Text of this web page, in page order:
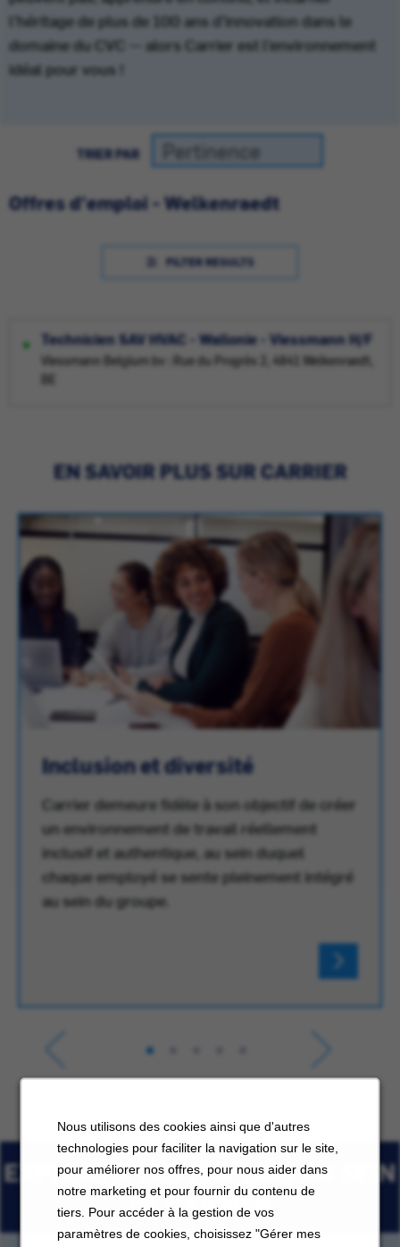
Nous utilisons des cookies ainsi que d'autres
technologies pour faciliter la navigation sur le site,
pour améliorer nos offres, pour nous aider dans
notre marketing et pour fournir du contenu de
tiers. Pour accéder à la gestion de vos
paramètres de cookies, choisissez "Gérer mes
l’héritage de plus de 100 ans d’innovation dans le
domaine du CVC — alors Carrier est l’environnement
idéal pour vous !
TRIER PAR
Offres d'emploi - Welkenraedt
FILTER RESULTS
Technicien SAV HVAC - Wallonie - Viessmann H/F
Viessmann Belgium bv : Rue du Progrès 2, 4841 Welkenraedt,
EN SAVOIR PLUS SUR CARRIER
Inclusion et diversité
Carrier demeure fidèle à son objectif de créer
un environnement de travail réellement
inclusif et authentique, au sein duquel
chaque employé se sente pleinement intégré
au sein du groupe.
EXPLORER LES EMPLOIS AU SEIN
DE CARRIER